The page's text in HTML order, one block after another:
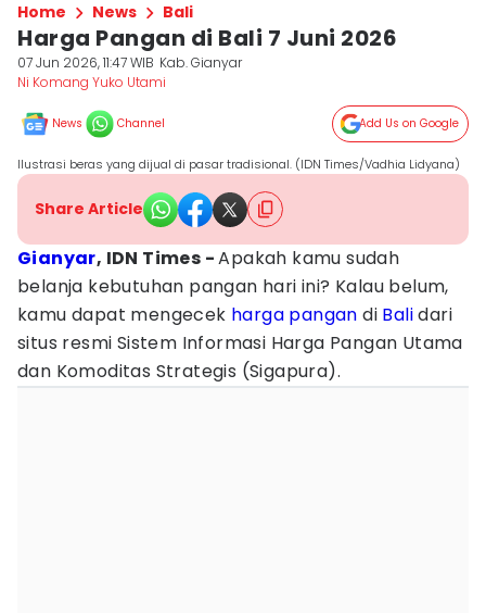
Home News Bali
Harga Pangan di Bali 7 Juni 2026
07 Jun 2026, 11:47 WIB Kab. Gianyar
Ni Komang Yuko Utami
News Channel Add Us on Google
Ilustrasi beras yang dijual di pasar tradisional. (IDN Times/Vadhia Lidyana)
Share Article
Gianyar, IDN Times -Apakah kamu sudah
belanja kebutuhan pangan hari ini? Kalau belum,
kamu dapat mengecek harga pangan di Balidari
situs resmi Sistem Informasi Harga Pangan Utama
dan Komoditas Strategis (Sigapura).